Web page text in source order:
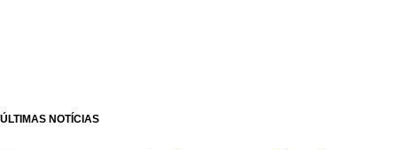
ÚLTIMAS NOTÍCIAS